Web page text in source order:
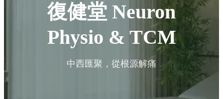
復健堂 Neuron
Physio & TCM
中西匯聚，從根源解痛